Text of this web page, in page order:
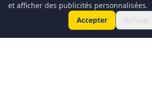
et afficher des publicités personnalisées.
Accepter
Refuser